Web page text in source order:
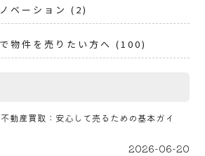
ベーション (2)
物件を売りたい方へ (100)
動産買取：安心して売るための基本ガイ
2026-06-20